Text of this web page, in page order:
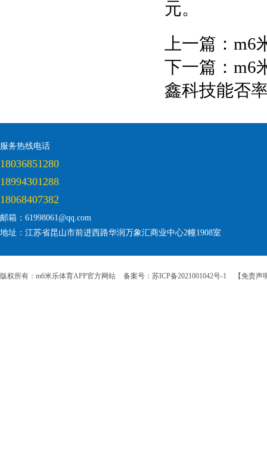
元。
上一篇： m6
下一篇： m6
鑫科技能否
服务热线电话
18036851280
18994301288
18068407382
邮箱：61998061@qq.com
地址：江苏省昆山市前进西路华润万象汇商业中心2幢1908室
版权所有：m6米乐体育APP官方网站 备案号：苏ICP备2021001042号-1 【免责声